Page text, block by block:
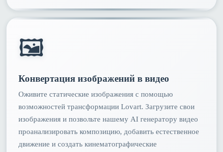
🖼️
Конвертация изображений в видео
Оживите статические изображения с помощью
возможностей трансформации Lovart. Загрузите свои
изображения и позвольте нашему AI генератору видео
проанализировать композицию, добавить естественное
движение и создать кинематографические